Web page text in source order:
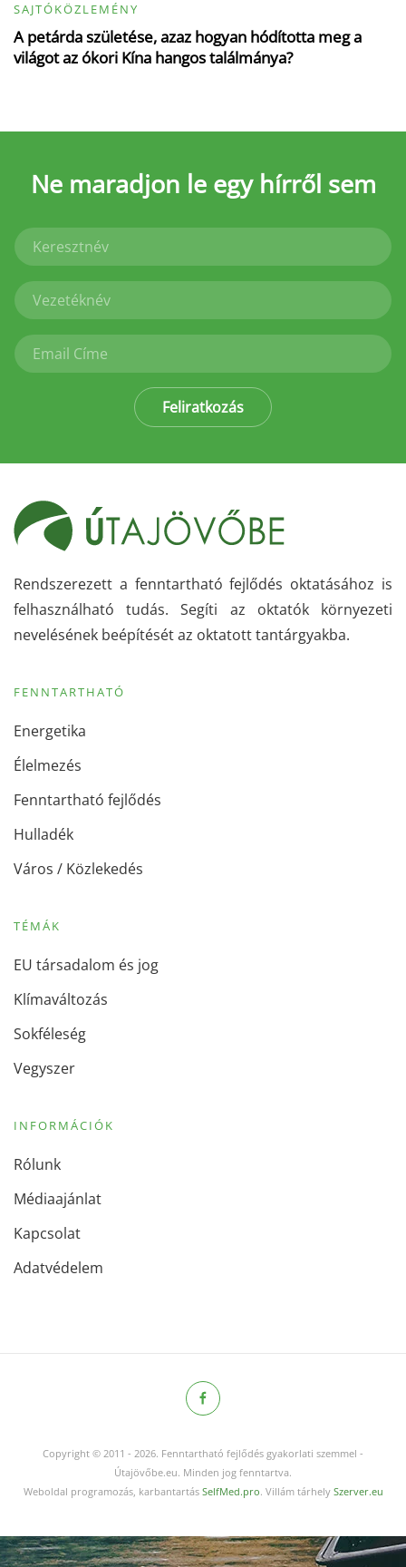
SAJTÓKÖZLEMÉNY
A petárda születése, azaz hogyan hódította meg a
világot az ókori Kína hangos találmánya?
Ne maradjon le egy hírről sem
Feliratkozás
Rendszerezett a fenntartható fejlődés oktatásához is
felhasználható tudás. Segíti az oktatók környezeti
nevelésének beépítését az oktatott tantárgyakba.
FENNTARTHATÓ
Energetika
Élelmezés
Fenntartható fejlődés
Hulladék
Város / Közlekedés
TÉMÁK
EU társadalom és jog
Klímaváltozás
Sokféleség
Vegyszer
INFORMÁCIÓK
Rólunk
Médiaajánlat
Kapcsolat
Adatvédelem
Copyright © 2011 - 2026. Fenntartható fejlődés gyakorlati szemmel -
Útajövőbe.eu. Minden jog fenntartva.
Weboldal programozás, karbantartás SelfMed.pro. Villám tárhely Szerver.eu